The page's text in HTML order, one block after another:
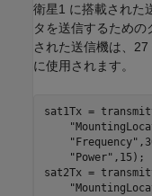
衛星1 に搭載された
タを送信するため
された送信機は、
に使用されます。
sat1Tx =
"Frequency"
"Power"
sat2Tx =